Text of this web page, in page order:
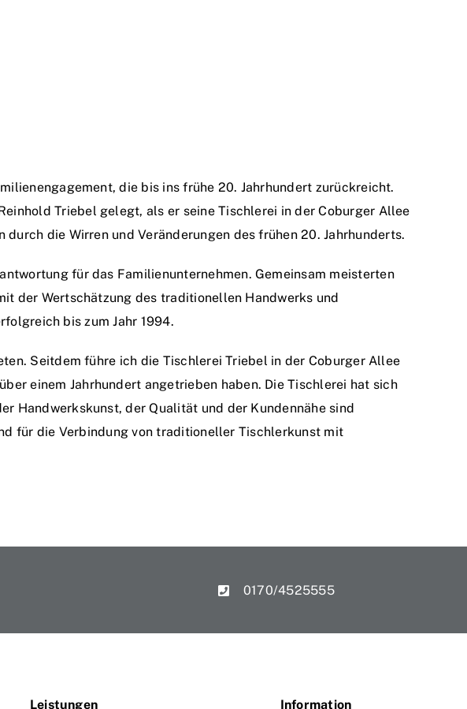
die bis ins frühe 20. Jahrhundert zurückreicht.
Triebel gelegt, als er seine Tischlerei in der Coburger Allee
die Wirren und Veränderungen des frühen 20. Jahrhunderts.
für das Familienunternehmen. Gemeinsam meisterten
der Wertschätzung des traditionellen Handwerks und
bis zum Jahr 1994.
Seitdem führe ich die Tischlerei Triebel in der Coburger Allee
einem Jahrhundert angetrieben haben. Die Tischlerei hat sich
Handwerkskunst, der Qualität und der Kundennähe sind
für die Verbindung von traditioneller Tischlerkunst mit
0170/4525555
Leistungen Information